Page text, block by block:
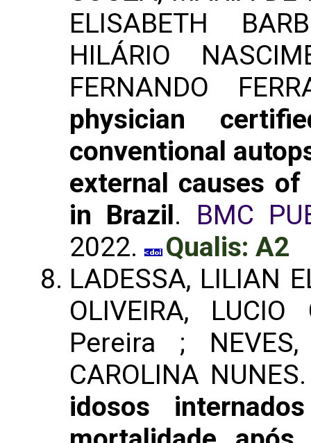
ELISABETH
HILÁRIO
FERNANDO
physician
conventional
external causes
in Brazil. BMC
2022.
Qualis: A2
LADESSA, LILIAN
OLIVEIRA,
Pereira ;
CAROLINA
idosos